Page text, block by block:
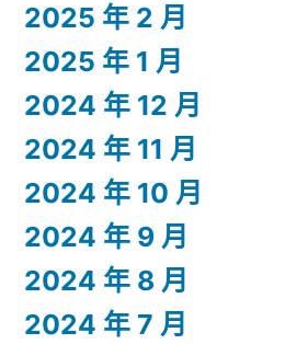
2025 年 2 月
2025 年 1 月
2024 年 12 月
2024 年 11 月
2024 年 10 月
2024 年 9 月
2024 年 8 月
2024 年 7 月